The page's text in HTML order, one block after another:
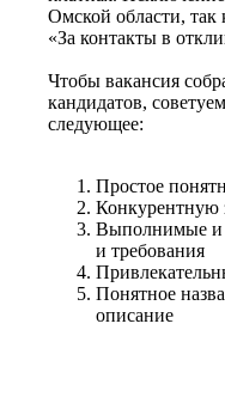
Омской области, так
«За контакты в
Чтобы вакансия
кандидатов,
следующее:
Простое
Конкурентную
Выполнимые и
и требования
Понятное
описание